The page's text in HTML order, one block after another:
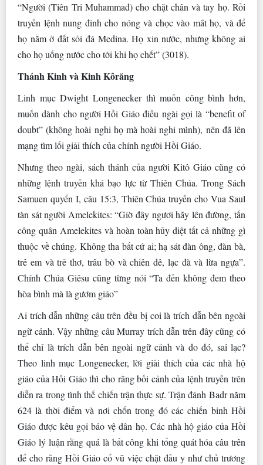
“Người (Tiên Tri Muhammad) cho chặt chân và tay họ. Rồi
truyền lệnh nung đinh cho nóng và chọc vào mắt họ, và để
họ nằm ở đất sỏi đá Medina. Họ xin nước, nhưng không ai
cho họ uống nước cho tới khi họ chết” (3018).
Thánh Kinh và Kinh Kôrăng
Linh mục Dwight Longenecker thì muốn công bình hơn,
muốn dành cho người Hồi Giáo điều ngài gọi là “benefit of
doubt” (không hoài nghi họ mà hoài nghi mình), nên đã lên
mạng tìm lối giải thích của chính người Hồi Giáo.
Nhưng theo ngài, sách thánh của người Kitô Giáo cũng có
những lệnh truyền khá bạo lực từ Thiên Chúa. Trong Sách
Samuen quyển I, câu 15:3, Thiên Chúa truyền cho Vua Saul
tàn sát người Amelekites: “Giờ đây ngươi hãy lên đường, tấn
công quân Amelekites và hoàn toàn hủy diệt tất cả những gì
thuộc về chúng. Không tha bất cứ ai; hạ sát đàn ông, đàn bà,
trẻ em và trẻ thơ, trâu bò và chiên dê, lạc đà và lừa ngựa”.
Chính Chúa Giêsu cũng từng nói “Ta đến không đem theo
hòa bình mà là gươm giáo”
Ai trích dẫn những câu trên đều bị coi là trích dẫn bên ngoài
ngữ cảnh. Vậy những câu Murray trích dẫn trên đây cũng có
thể chỉ là trích dẫn bên ngoài ngữ cảnh và do đó, sai lạc?
Theo linh mục Longenecker, lời giải thích của các nhà hộ
giáo của Hồi Giáo thì cho rằng bối cảnh của lệnh truyền trên
diễn ra trong tình thế chiến trận thực sự. Trận đánh Badr năm
624 là thời điểm và nơi chốn trong đó các chiến binh Hồi
Giáo được kêu gọi bảo vệ dân họ. Các nhà hộ giáo của Hồi
Giáo lý luận rằng quả là bất công khi tổng quát hóa câu trên
để cho rằng Hồi Giáo cổ vũ việc chặt đầu y như chủ trương